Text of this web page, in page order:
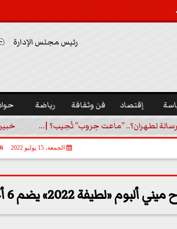
رئيس مجلس الإدارة
إقتصاد فن وثقافة رياضة
لطهران؟.. ”ماعت جروب” تُجيب؟ |...
الجمعة، 15 يوليو 2022
«لطيفة 2022» يضم 6 أغاني